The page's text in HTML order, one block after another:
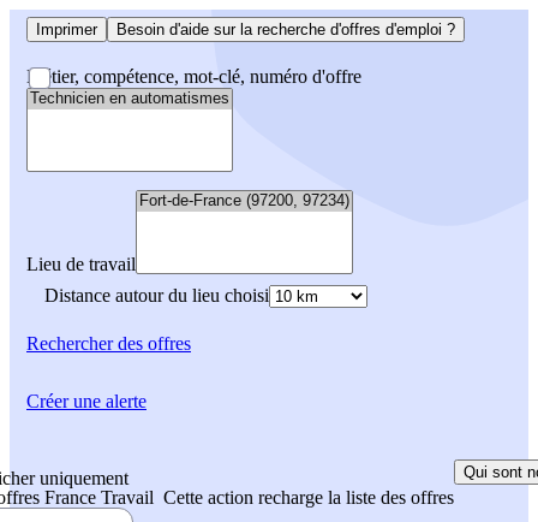
Imprimer Besoin d'aide sur la recherche d'offres d'emploi ?
Métier, compétence, mot-clé, numéro d'offre
Lieu de travail
Distance autour du lieu choisi
Rechercherdes offres
uniquement
France Travail Cette action recharge la liste des offres
Qui sont
Créer une alerte